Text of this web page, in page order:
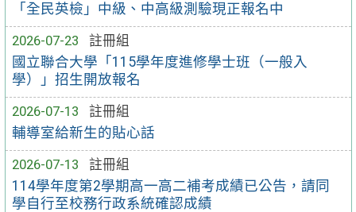
「全民英檢」中級、中高級測驗現正報名中
2026-07-23
註冊組
國立聯合大學「115學年度進修學士班（一般入
學）」招生開放報名
2026-07-13
註冊組
輔導室給新生的貼心話
2026-07-13
註冊組
114學年度第2學期高一高二補考成績已公告，請同
學自行至校務行政系統確認成績